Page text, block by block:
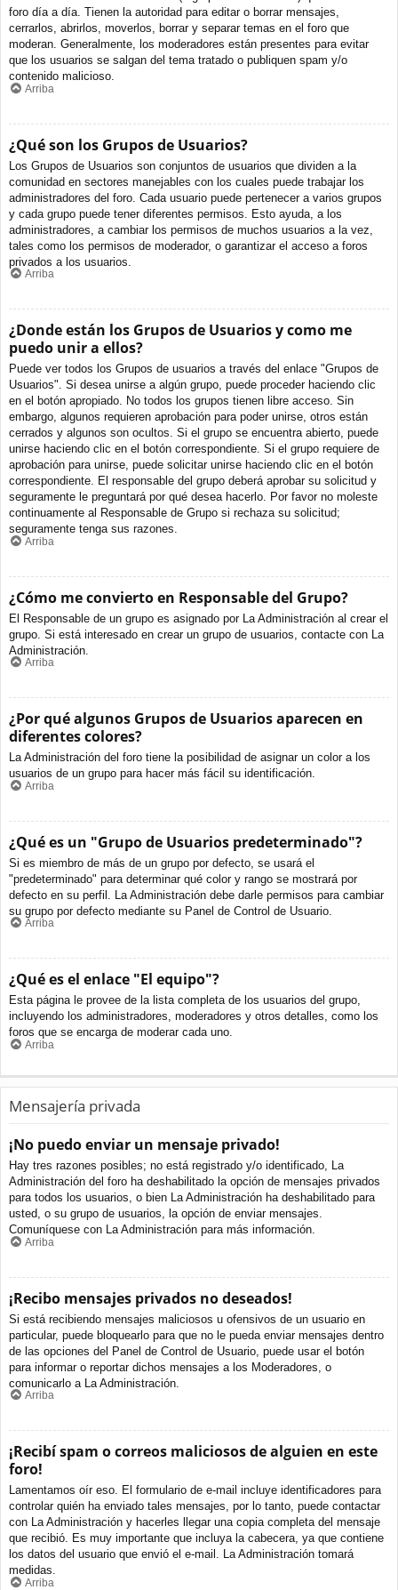
foro día a día. Tienen la autoridad para editar o borrar mensajes,
cerrarlos, abrirlos, moverlos, borrar y separar temas en el foro que
moderan. Generalmente, los moderadores están presentes para evitar
que los usuarios se salgan del tema tratado o publiquen spam y/o
contenido malicioso.
Arriba
¿Qué son los Grupos de Usuarios?
Los Grupos de Usuarios son conjuntos de usuarios que dividen a la
comunidad en sectores manejables con los cuales puede trabajar los
administradores del foro. Cada usuario puede pertenecer a varios grupos
y cada grupo puede tener diferentes permisos. Esto ayuda, a los
administradores, a cambiar los permisos de muchos usuarios a la vez,
tales como los permisos de moderador, o garantizar el acceso a foros
privados a los usuarios.
Arriba
¿Donde están los Grupos de Usuarios y como me
puedo unir a ellos?
Puede ver todos los Grupos de usuarios a través del enlace "Grupos de
Usuarios". Si desea unirse a algún grupo, puede proceder haciendo clic
en el botón apropiado. No todos los grupos tienen libre acceso. Sin
embargo, algunos requieren aprobación para poder unirse, otros están
cerrados y algunos son ocultos. Si el grupo se encuentra abierto, puede
unirse haciendo clic en el botón correspondiente. Si el grupo requiere de
aprobación para unirse, puede solicitar unirse haciendo clic en el botón
correspondiente. El responsable del grupo deberá aprobar su solicitud y
seguramente le preguntará por qué desea hacerlo. Por favor no moleste
continuamente al Responsable de Grupo si rechaza su solicitud;
seguramente tenga sus razones.
Arriba
¿Cómo me convierto en Responsable del Grupo?
El Responsable de un grupo es asignado por La Administración al crear el
grupo. Si está interesado en crear un grupo de usuarios, contacte con La
Administración.
Arriba
¿Por qué algunos Grupos de Usuarios aparecen en
diferentes colores?
La Administración del foro tiene la posibilidad de asignar un color a los
usuarios de un grupo para hacer más fácil su identificación.
Arriba
¿Qué es un "Grupo de Usuarios predeterminado"?
Si es miembro de más de un grupo por defecto, se usará el
"predeterminado" para determinar qué color y rango se mostrará por
defecto en su perfil. La Administración debe darle permisos para cambiar
su grupo por defecto mediante su Panel de Control de Usuario.
Arriba
¿Qué es el enlace "El equipo"?
Esta página le provee de la lista completa de los usuarios del grupo,
incluyendo los administradores, moderadores y otros detalles, como los
foros que se encarga de moderar cada uno.
Arriba
Mensajería privada
¡No puedo enviar un mensaje privado!
Hay tres razones posibles; no está registrado y/o identificado, La
Administración del foro ha deshabilitado la opción de mensajes privados
para todos los usuarios, o bien La Administración ha deshabilitado para
usted, o su grupo de usuarios, la opción de enviar mensajes.
Comuníquese con La Administración para más información.
Arriba
¡Recibo mensajes privados no deseados!
Si está recibiendo mensajes maliciosos u ofensivos de un usuario en
particular, puede bloquearlo para que no le pueda enviar mensajes dentro
de las opciones del Panel de Control de Usuario, puede usar el botón
para informar o reportar dichos mensajes a los Moderadores, o
comunicarlo a La Administración.
Arriba
¡Recibí spam o correos maliciosos de alguien en este
foro!
Lamentamos oír eso. El formulario de e-mail incluye identificadores para
controlar quién ha enviado tales mensajes, por lo tanto, puede contactar
con La Administración y hacerles llegar una copia completa del mensaje
que recibió. Es muy importante que incluya la cabecera, ya que contiene
los datos del usuario que envió el e-mail. La Administración tomará
medidas.
Arriba